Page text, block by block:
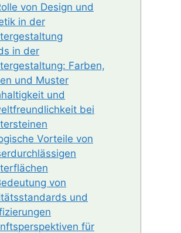
von Design und
in der
in der
Farben,
und Muster
und
bei
Vorteile von
von
und
für